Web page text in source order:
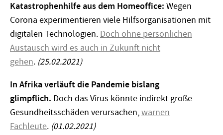
Katastrophenhilfe aus dem Homeoffice: Wegen
Corona experimentieren viele Hilfsorganisationen mit
digitalen Technologien. Doch ohne persönlichen
Austausch wird es auch in Zukunft nicht
gehen. (25.02.2021)
In Afrika verläuft die Pandemie bislang
glimpflich. Doch das Virus könnte indirekt große
Gesundheitsschäden verursachen,warnen
Fachleute. (01.02.2021)